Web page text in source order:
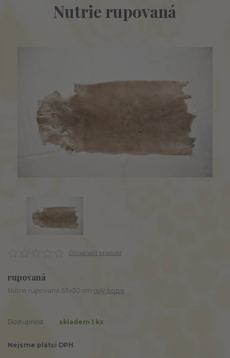
Nutrie rupovaná
Ohodnotit produkt
rupovaná
Nutrie rupovaná 63x30 cm celý popis
Dostupnost skladem 1 ks
Nejsme plátci DPH